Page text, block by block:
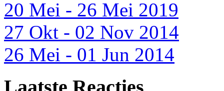
20 Mei - 26 Mei 2019
27 Okt - 02 Nov 2014
26 Mei - 01 Jun 2014